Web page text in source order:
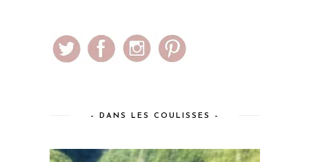
– DANS LES COULISSES –